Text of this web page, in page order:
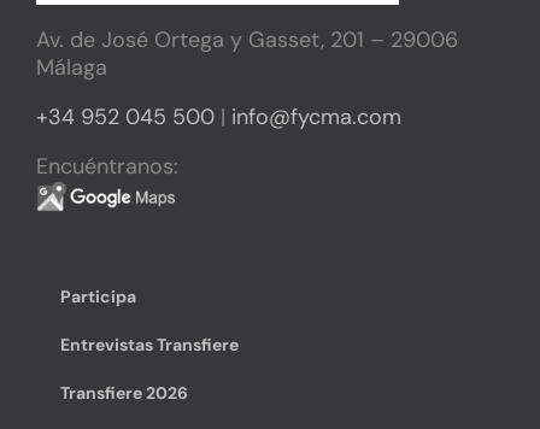
Av. de José Ortega y Gasset, 201 – 29006
Málaga
+34 952 045 500 | info@fycma.com
Encuéntranos:
Participa
Entrevistas Transfiere
Transfiere 2026